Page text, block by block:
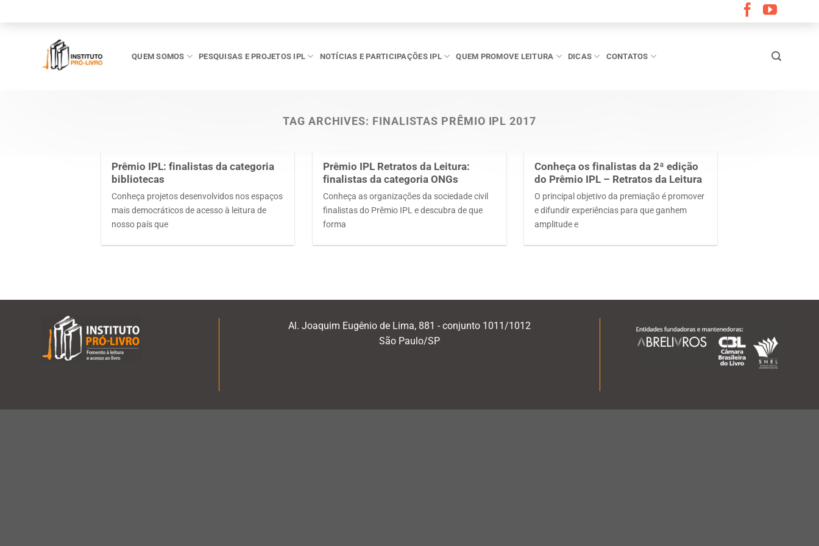
QUEM SOMOS PESQUISAS E PROJETOS IPL NOTÍCIAS E PARTICIPAÇÕES IPL QUEM PROMOVE LEITURA DICAS CONTATOS
TAG ARCHIVES: FINALISTAS PRÊMIO IPL 2017
Prêmio IPL: finalistas da categoria
bibliotecas
Conheça projetos desenvolvidos nos espaços
mais democráticos de acesso à leitura de
nosso país que
Prêmio IPL Retratos da Leitura:
finalistas da categoria ONGs
Conheça as organizações da sociedade civil
finalistas do Prêmio IPL e descubra de que
forma
Conheça os finalistas da 2ª edição
do Prêmio IPL – Retratos da Leitura
O principal objetivo da premiação é promover
e difundir experiências para que ganhem
amplitude e
Al. Joaquim Eugênio de Lima, 881 - conjunto 1011/1012
São Paulo/SP